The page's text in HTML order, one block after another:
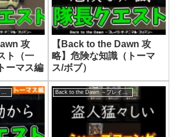
攻
ト（一
ーマス編
【Back to the Dawn 攻
略】危険な知識（トーマ
ス/ボブ）
Back to the Dawn ～ブレイク･ザ･アニマル･プリズン～